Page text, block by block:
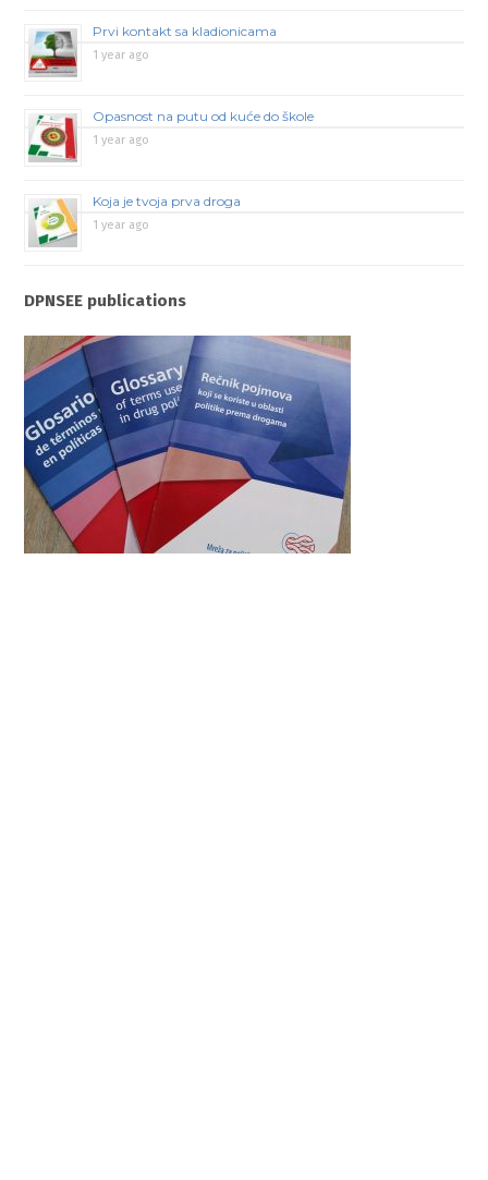
Prvi kontakt sa kladionicama
1 year ago
Opasnost na putu od kuće do škole
1 year ago
Koja je tvoja prva droga
1 year ago
DPNSEE publications